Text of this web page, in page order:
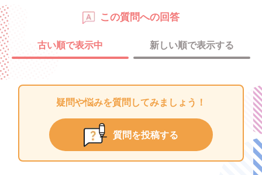
この質問への回答
古い順で表示中 新しい順で表示する
疑問や悩みを質問してみましょう！
質問を投稿する